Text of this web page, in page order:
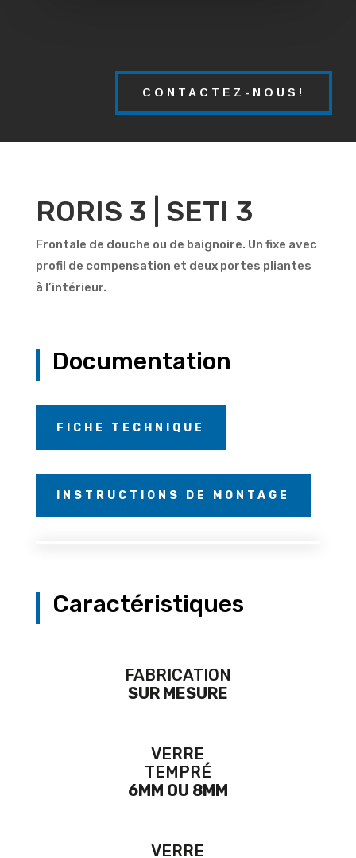
CONTACTEZ-NOUS!
RORIS 3 | SETI 3
Frontale de douche ou de baignoire. Un fixe avec
profil de compensation et deux portes pliantes
à l’intérieur.
Documentation
FICHE TECHNIQUE
INSTRUCTIONS DE MONTAGE
Caractéristiques
FABRICATION
SUR MESURE
VERRE
TEMPRÉ
6MM OU 8MM
VERRE